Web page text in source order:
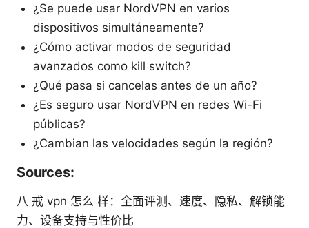
¿Se puede usar NordVPN en varios
dispositivos simultáneamente?
¿Cómo activar modos de seguridad
avanzados como kill switch?
¿Qué pasa si cancelas antes de un año?
¿Es seguro usar NordVPN en redes Wi-Fi
públicas?
¿Cambian las velocidades según la región?
Sources:
八 戒 vpn 怎么 样：全面评测、速度、隐私、解锁能
力、设备支持与性价比